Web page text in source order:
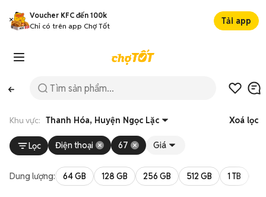
Voucher KFC đến 100k
Chỉ có trên app Chợ Tốt
Tải app
Khu vực: Thanh Hóa, Huyện Ngọc Lặc Xoá lọc
Lọc Điện thoại 67 Giá
Dung lượng: 64 GB 128 GB 256 GB 512 GB 1 TB